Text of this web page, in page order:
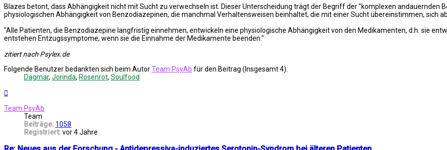
Blazes betont, dass Abhängigkeit nicht mit Sucht zu verwechseln ist. Dieser Unterscheidung trägt der Begriff der "komplexen andauernden
physiologischen Abhängigkeit von Benzodiazepinen, die manchmal Verhaltensweisen beinhaltet, die mit einer Sucht übereinstimmen, sich
"Alle Patienten, die Benzodiazepine langfristig einnehmen, entwickeln eine physiologische Abhängigkeit von den Medikamenten, d.h. sie
entstehen Entzugssymptome, wenn sie die Einnahme der Medikamente beenden."
zitiert nach Psylex.de
Folgende Benutzer bedankten sich beim AutorTeam PsyAb für den Beitrag (Insgesamt 4):
Dagmar, Jorinda, Rosenrot, Soulfood
Team PsyAb
Team
Beiträge: 1058
Registriert: vor 4 Jahre